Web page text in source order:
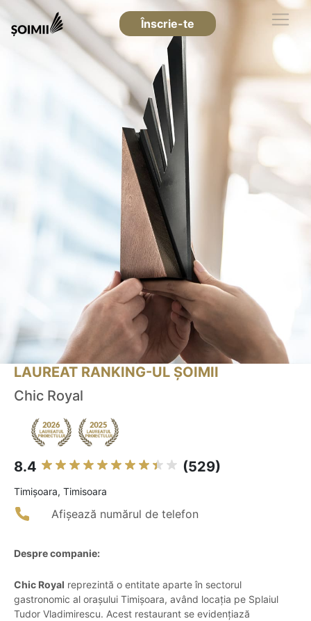
Înscrie-te
LAUREAT RANKING-UL ȘOIMII
Chic Royal
8.4 (529)
Timişoara, Timisoara
Afișează numărul de telefon
Despre companie:
Chic Royal reprezintă o entitate aparte în sectorul
gastronomic al orașului Timișoara, având locația pe Splaiul
Tudor Vladimirescu. Acest restaurant se evidențiază